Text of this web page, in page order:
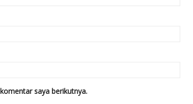
saya berikutnya.